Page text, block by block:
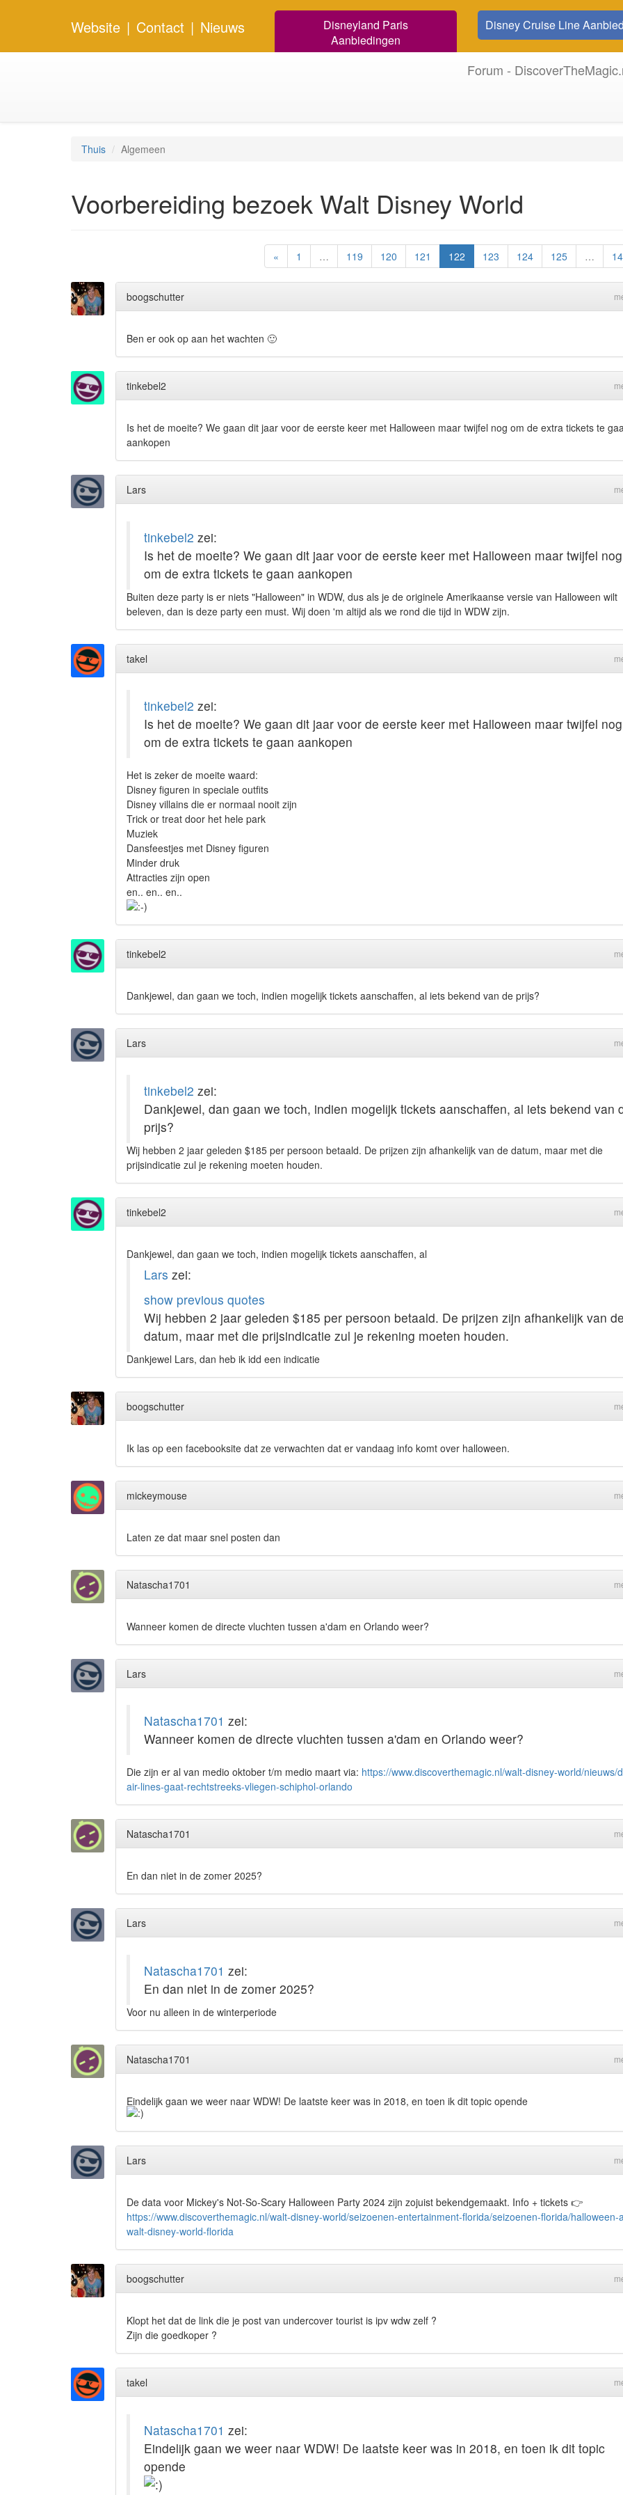
Website | Contact | Nieuws
Disneyland Paris
Aanbiedingen
Disney Cruise Line
Forum -
Thuis Algemeen
Voorbereiding bezoek Walt Disney World
« 1 … 119 120 121 122 123 124 125 …
boogschutter
Ben er ook op aan het wachten 🙂
tinkebel2
Is het de moeite? We gaan dit jaar voor de eerste keer met Halloween maar twijfel nog om de extra tickets te
aankopen
Lars
tinkebel2 zei:
Is het de moeite? We gaan dit jaar voor de eerste keer met Halloween maar twijfel nog
om de extra tickets te gaan aankopen
Buiten deze party is er niets "Halloween" in WDW, dus als je de originele Amerikaanse versie van Halloween wilt
beleven, dan is deze party een must. Wij doen 'm altijd als we rond die tijd in WDW zijn.
takel
tinkebel2 zei:
Is het de moeite? We gaan dit jaar voor de eerste keer met Halloween maar twijfel nog
om de extra tickets te gaan aankopen
Het is zeker de moeite waard:
Disney figuren in speciale outfits
Disney villains die er normaal nooit zijn
Trick or treat door het hele park
Muziek
Dansfeestjes met Disney figuren
Minder druk
Attracties zijn open
en.. en.. en..
tinkebel2
Dankjewel, dan gaan we toch, indien mogelijk tickets aanschaffen, al iets bekend van de prijs?
Lars
tinkebel2 zei:
Dankjewel, dan gaan we toch, indien mogelijk tickets aanschaffen, al iets bekend van
prijs?
Wij hebben 2 jaar geleden $185 per persoon betaald. De prijzen zijn afhankelijk van de datum, maar met die
prijsindicatie zul je rekening moeten houden.
tinkebel2
Dankjewel, dan gaan we toch, indien mogelijk tickets aanschaffen, al
Lars zei:
show previous quotes
Wij hebben 2 jaar geleden $185 per persoon betaald. De prijzen zijn afhankelijk van de
datum, maar met die prijsindicatie zul je rekening moeten houden.
Dankjewel Lars, dan heb ik idd een indicatie
boogschutter
Ik las op een facebooksite dat ze verwachten dat er vandaag info komt over halloween.
mickeymouse
Laten ze dat maar snel posten dan
Natascha1701
Wanneer komen de directe vluchten tussen a'dam en Orlando weer?
Lars
Natascha1701 zei:
Wanneer komen de directe vluchten tussen a'dam en Orlando weer?
Die zijn er al van medio oktober t/m medio maart via: https://www.discoverthemagic.nl/walt-disney-world/nieuws/
air-lines-gaat-rechtstreeks-vliegen-schiphol-orlando
Natascha1701
En dan niet in de zomer 2025?
Lars
Natascha1701 zei:
En dan niet in de zomer 2025?
Voor nu alleen in de winterperiode
Natascha1701
Eindelijk gaan we weer naar WDW! De laatste keer was in 2018, en toen ik dit topic opende
Lars
De data voor Mickey's Not-So-Scary Halloween Party 2024 zijn zojuist bekendgemaakt. Info + tickets 👉
https://www.discoverthemagic.nl/walt-disney-world/seizoenen-entertainment-florida/seizoenen-florida/halloween-
walt-disney-world-florida
boogschutter
Klopt het dat de link die je post van undercover tourist is ipv wdw zelf ?
Zijn die goedkoper ?
takel
Natascha1701 zei:
Eindelijk gaan we weer naar WDW! De laatste keer was in 2018, en toen ik dit topic
opende